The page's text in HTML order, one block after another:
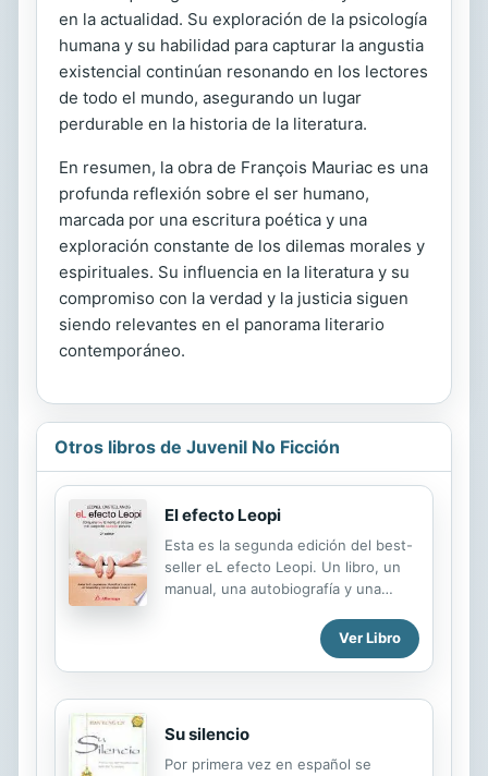
en la actualidad. Su exploración de la psicología
humana y su habilidad para capturar la angustia
existencial continúan resonando en los lectores
de todo el mundo, asegurando un lugar
perdurable en la historia de la literatura.
En resumen, la obra de François Mauriac es una
profunda reflexión sobre el ser humano,
marcada por una escritura poética y una
exploración constante de los dilemas morales y
espirituales. Su influencia en la literatura y su
compromiso con la verdad y la justicia siguen
siendo relevantes en el panorama literario
contemporáneo.
Otros libros de Juvenil No Ficción
El efecto Leopi
Esta es la segunda edición del best-
seller eL efecto Leopi. Un libro, un
manual, una autobiografía y una
ficción, pero es real y funciona. Una
guía que además de entretenerte, te
llenará de técnicas, tips y
herramientas para encontrar,
pareja, para persuadir fácilmente a
cualquier persona, y convencer en
Ver Libro
Su silencio
Por primera vez en español se